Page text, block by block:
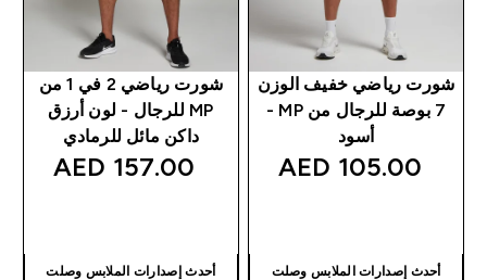
شورت رياضي خفيف الوزن
7 بوصة للرجال من MP -
أسود
105.00 AED‎
أحدث إصدارات الملابس وصلت
شورت رياضي 2 في 1 من
MP للرجال - لون أرزق
داكن مائل للرمادي
157.00 AED‎
أحدث إصدارات الملابس وصلت